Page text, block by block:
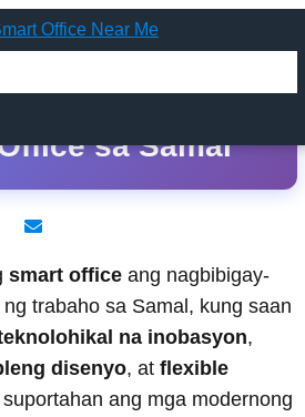
sa Samal
Share
d
Share
a
i
l
smart office ang nagbibigay-
trabaho sa Samal, kung saan
na inobasyon,
disenyo, at flexible
ang mga modernong